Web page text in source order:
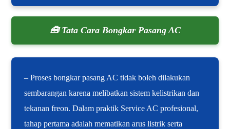
🧰 Tata Cara Bongkar Pasang AC
– Proses bongkar pasang AC tidak boleh dilakukan
sembarangan karena melibatkan sistem kelistrikan dan
tekanan freon. Dalam praktik Service AC profesional,
tahap pertama adalah mematikan arus listrik serta